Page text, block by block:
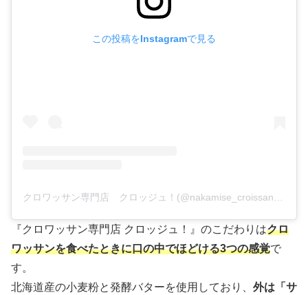
この投稿をInstagramで見る
『クロワッサン専門店 クロッジュ！』のこだわりはクロ
ワッサンを食べたときに口の中でほどける3つの感覚で
す。
北海道産の小麦粉と発酵バターを使用しており、 外は「サ